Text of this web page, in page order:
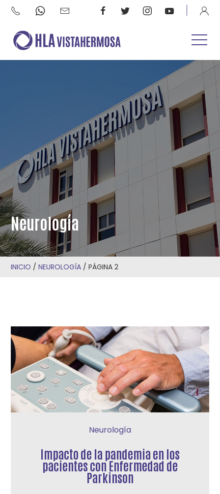
Neurología
INICIO /NEUROLOGÍA /PÁGINA 2
Neurología
Impacto de la pandemia en los
pacientes con Enfermedad de
Parkinson